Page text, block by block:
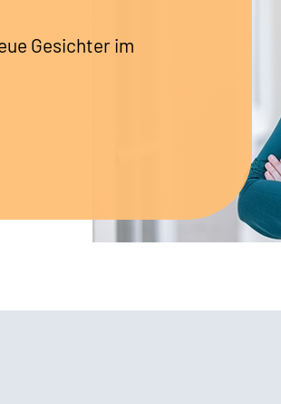
Gesichter im